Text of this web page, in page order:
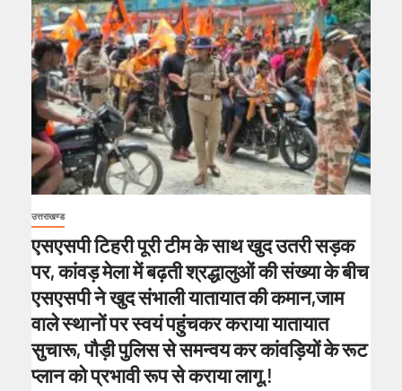
उत्तराखण्ड
एसएसपी टिहरी पूरी टीम के साथ खुद उतरी सड़क
पर, कांवड़ मेला में बढ़ती श्रद्धालुओं की संख्या के बीच
एसएसपी ने खुद संभाली यातायात की कमान,जाम
वाले स्थानों पर स्वयं पहुंचकर कराया यातायात
सुचारू, पौड़ी पुलिस से समन्वय कर कांवड़ियों के रूट
प्लान को प्रभावी रूप से कराया लागू.!